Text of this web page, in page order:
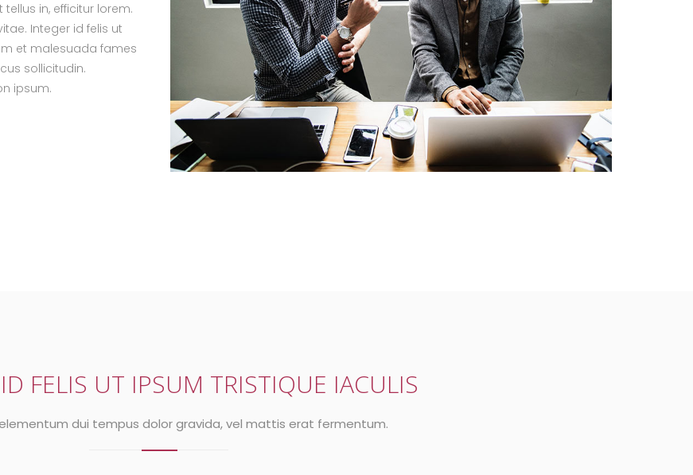
in, efficitur lorem.
Integer id felis ut
et malesuada fames
sollicitudin.
ipsum.
FELIS UT IPSUM TRISTIQUE IACULIS
dui tempus dolor gravida, vel mattis erat fermentum.